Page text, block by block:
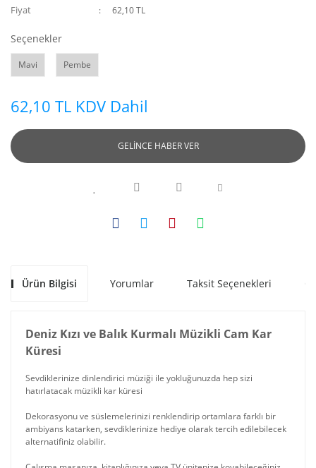
Fiyat 62,10 TL
Seçenekler
Mavi Pembe
62,10 TL KDV Dahil
GELİNCE HABER VER
Ürün Bilgisi Yorumlar Taksit Seçenekleri
Deniz Kızı ve Balık Kurmalı Müzikli Cam Kar
Küresi
Sevdiklerinize dinlendirici müziği ile yokluğunuzda hep sizi
hatırlatacak müzikli kar küresi
Dekorasyonu ve süslemelerinizi renklendirip ortamlara farklı bir
ambiyans katarken, sevdiklerinize hediye olarak tercih edilebilecek
alternatifiniz olabilir.